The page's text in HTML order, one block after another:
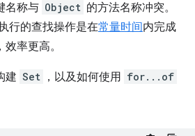
名称与 Object 的方法名称冲突。
行的查找操作是在常量时间内完成
率更高。
建 Set ，以及如何使用 for...of